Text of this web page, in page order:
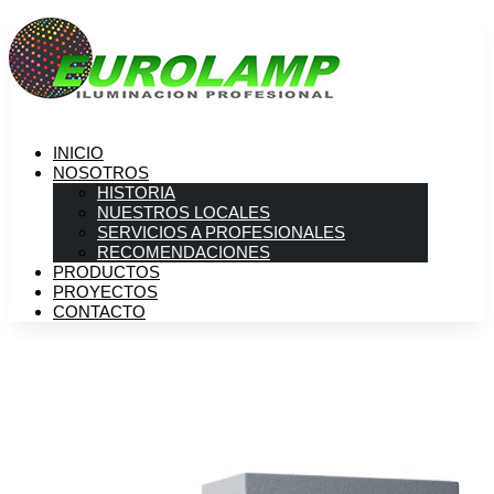
INICIO
NOSOTROS
HISTORIA
NUESTROS LOCALES
SERVICIOS A PROFESIONALES
RECOMENDACIONES
PRODUCTOS
PROYECTOS
CONTACTO